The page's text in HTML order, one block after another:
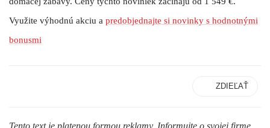
Využite výhodnú akciu a predobjednajte si novinky s hodnotnými
bonusmi
ZDIEĽAŤ
Tento text je platenou formou reklamy. Informujte o svojej firme